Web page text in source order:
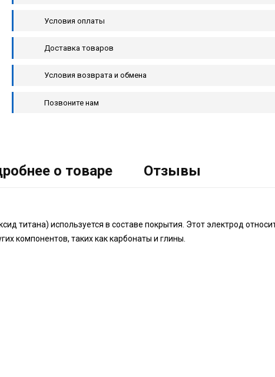
Условия оплаты
Доставка товаров
Условия возврата и обмена
Позвоните нам
о товаре Отзывы
титана) используется в составе покрытия. Этот электрод
компонентов, таких как карбонаты и глины.